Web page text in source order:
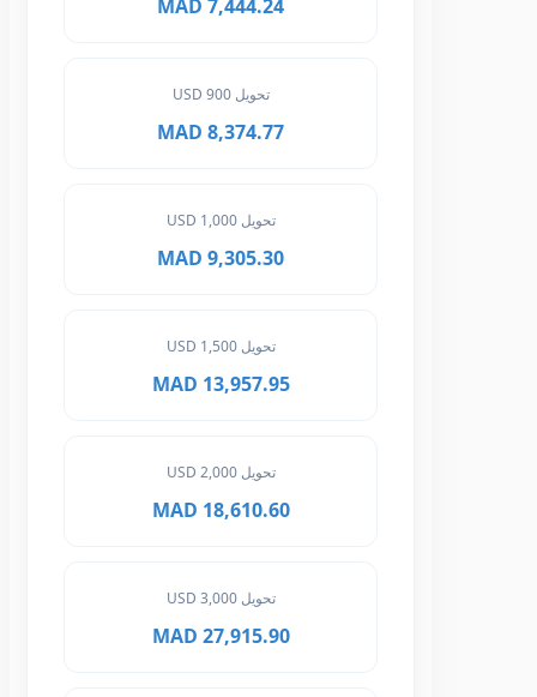
7,444.24 MAD
تحويل 900 USD
8,374.77 MAD
تحويل 1,000 USD
9,305.30 MAD
تحويل 1,500 USD
13,957.95 MAD
تحويل 2,000 USD
18,610.60 MAD
تحويل 3,000 USD
27,915.90 MAD